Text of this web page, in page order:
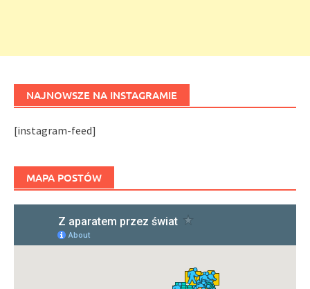
NAJNOWSZE NA INSTAGRAMIE
[instagram-feed]
MAPA POSTÓW